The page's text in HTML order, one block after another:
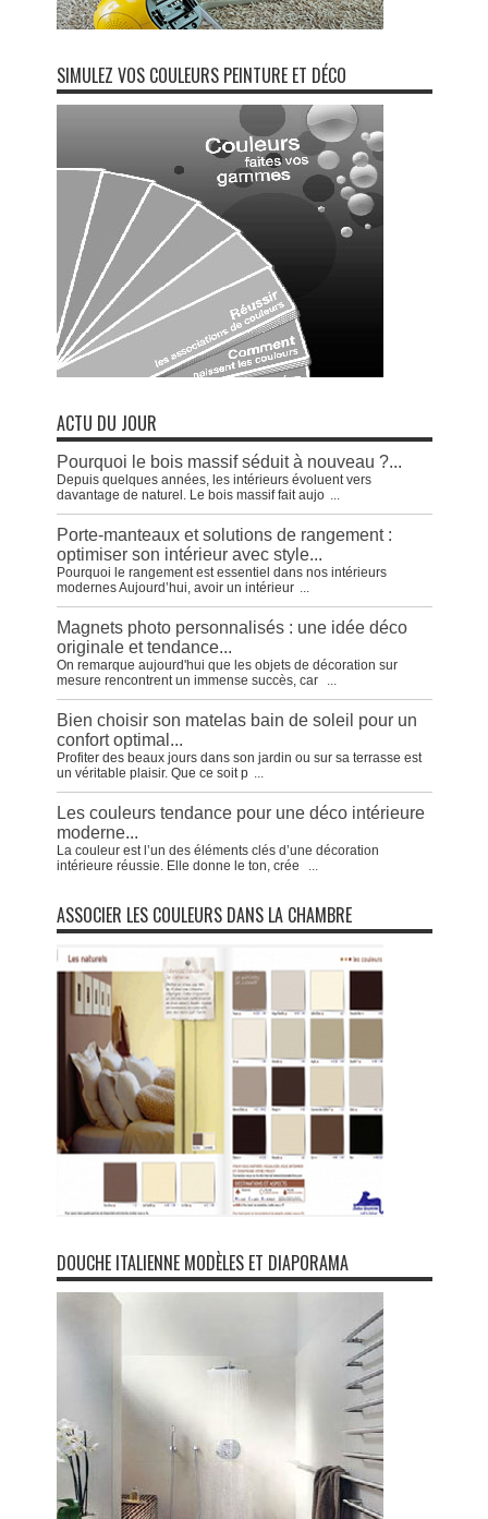
SIMULEZ VOS COULEURS PEINTURE ET DÉCO
ACTU DU JOUR
Pourquoi le bois massif séduit à nouveau ?...
Depuis quelques années, les intérieurs évoluent vers
davantage de naturel. Le bois massif fait aujo
Porte-manteaux et solutions de rangement :
optimiser son intérieur avec style...
Pourquoi le rangement est essentiel dans nos intérieurs
modernes Aujourd’hui, avoir un intérieur
Magnets photo personnalisés : une idée déco
originale et tendance...
On remarque aujourd'hui que les objets de décoration sur
mesure rencontrent un immense succès, car
Bien choisir son matelas bain de soleil pour un
confort optimal...
Profiter des beaux jours dans son jardin ou sur sa terrasse est
un véritable plaisir. Que ce soit p
Les couleurs tendance pour une déco intérieure
moderne...
La couleur est l’un des éléments clés d’une décoration
intérieure réussie. Elle donne le ton, crée
ASSOCIER LES COULEURS DANS LA CHAMBRE
DOUCHE ITALIENNE MODÈLES ET DIAPORAMA